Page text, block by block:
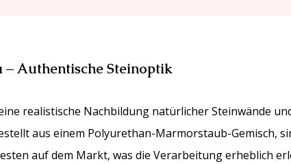
– Authentische Steinoptik
realistische Nachbildung natürlicher Steinwände
aus einem Polyurethan-Marmorstaub-Gemisch,
auf dem Markt, was die Verarbeitung erheblich